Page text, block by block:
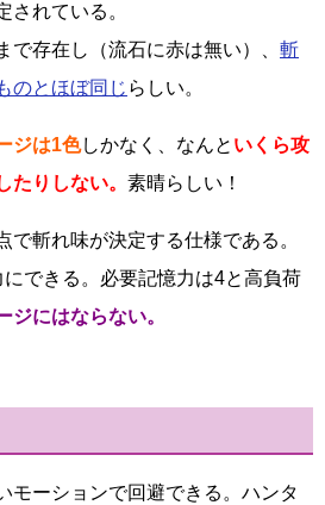
されている。
で存在し（流石に赤は無い）、 斬
のとほぼ同じ らしい。
ジは1色しかなく、なんと いくら攻
たりしない。 素晴らしい！
で斬れ味が決定する仕様である。
にできる。必要記憶力は4と高負荷
ジにはならない。
モーションで回避できる。ハンタ